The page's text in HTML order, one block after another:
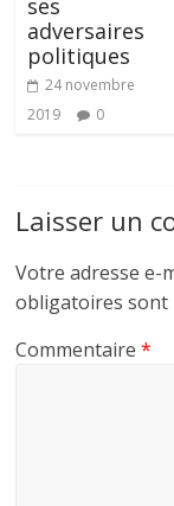
ses
adversaires
politiques
24 novembre
2019
0
Laisser un
Votre adresse e-
obligatoires sont
Commentaire*